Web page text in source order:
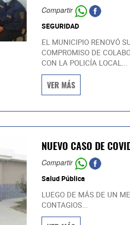
Compartir
SEGURIDAD
EL MUNICIPIO RENOVÓ
COMPROMISO DE
CON LA POLICÍA LOCAL...
VER MÁS
NUEVO CASO DE
Compartir
Salud Pública
LUEGO DE MÁS DE UN
CONTAGIOS...